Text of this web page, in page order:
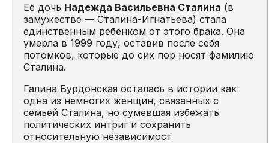
Её дочь Надежда Васильевна Сталина (в
замужестве — Сталина-Игнатьева) стала
единственным ребёнком от этого брака. Она
умерла в 1999 году, оставив после себя
потомков, которые до сих пор носят фамилию
Сталина.
Галина Бурдонская осталась в истории как
одна из немногих женщин, связанных с
семьёй Сталина, но сумевшая избежать
политических интриг и сохранить
относительную независимост